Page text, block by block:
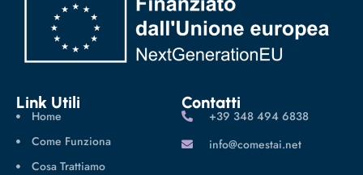
Link Utili
Home
Come Funziona
Cosa Trattiamo
Contatti
‪+39 348 494 6838
info@comestai.net